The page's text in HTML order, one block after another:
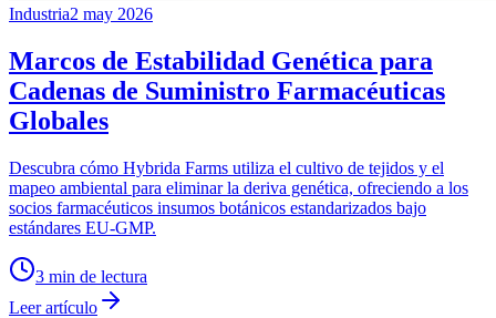
Industria2 may 2026
Marcos de Estabilidad Genética para
Cadenas de Suministro Farmacéuticas
Globales
Descubra cómo Hybrida Farms utiliza el cultivo de tejidos y el
mapeo ambiental para eliminar la deriva genética, ofreciendo a los
socios farmacéuticos insumos botánicos estandarizados bajo
estándares EU-GMP.
3 min de lectura
Leer artículo